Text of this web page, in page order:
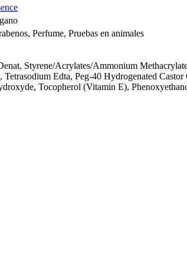
Perfume, Pruebas en animales
Styrene/Acrylates/Ammonium
Tetrasodium Edta, Peg-40 Hydrogenated
Tocopherol (Vitamin E),